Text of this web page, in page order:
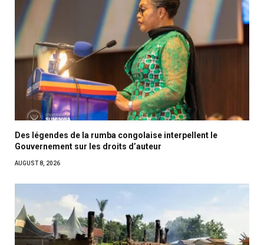
Des légendes de la rumba congolaise interpellent le
Gouvernement sur les droits d’auteur
AUGUST 8, 2026